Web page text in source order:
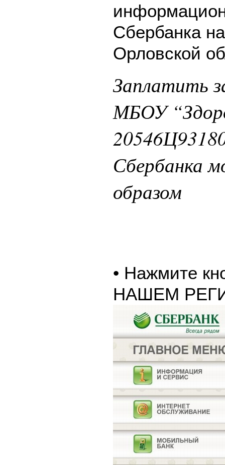
Сбербанка
Орловской
Заплатить
МБОУ
Сбербанка
образом
• Нажмите
НАШЕМ